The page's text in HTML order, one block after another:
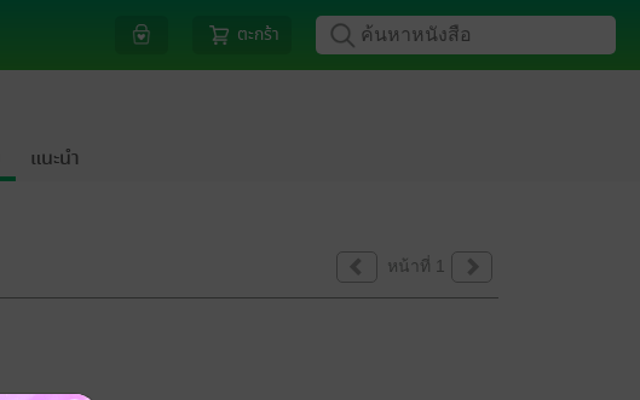
ตะกร้า
แนะนำ
หน้าที่ 1